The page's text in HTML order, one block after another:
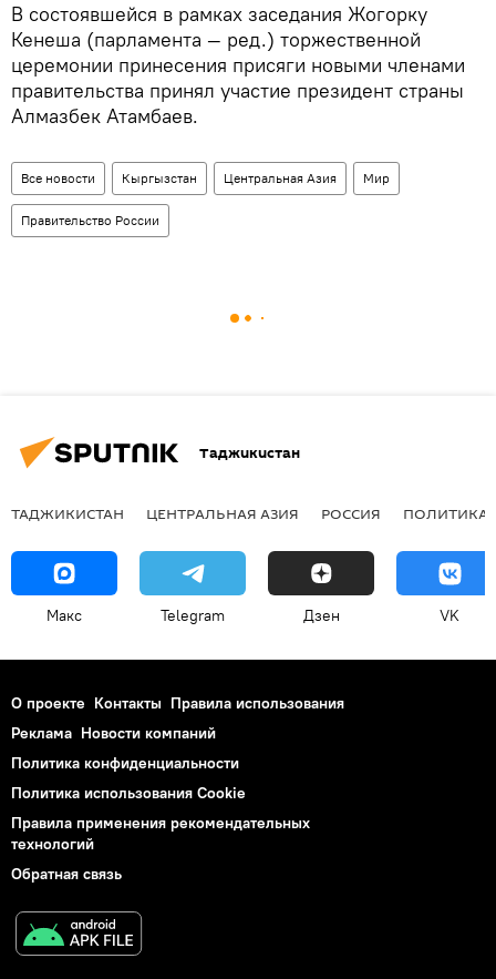
В состоявшейся в рамках заседания Жогорку
Кенеша (парламента — ред.) торжественной
церемонии принесения присяги новыми членами
правительства принял участие президент страны
Алмазбек Атамбаев.
Все новости Кыргызстан Центральная Азия Мир
Правительство России
Таджикистан
ТАДЖИКИСТАН ЦЕНТРАЛЬНАЯ АЗИЯ РОССИЯ ПОЛИТИКА
Макс Telegram Дзен VK
О проекте Контакты Правила использования
Реклама Новости компаний
Политика конфиденциальности
Политика использования Cookie
Правила применения рекомендательных
технологий
Обратная связь